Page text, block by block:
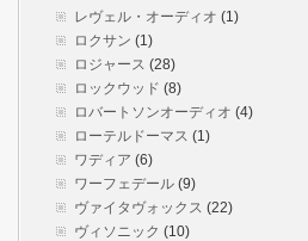
レヴェル・オーディオ (1)
ロクサン (1)
ロジャース (28)
ロックウッド (8)
ロバートソンオーディオ (4)
ローテルドーマス (1)
ワディア (6)
ワーフェデール (9)
ヴァイタヴォックス (22)
ヴィソニック (10)